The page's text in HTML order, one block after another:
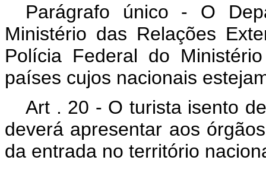
Parágrafo único - O
Ministério das Relações
Polícia Federal do
países cujos nacionais
Art . 20 - O turista isento
deverá apresentar aos
da entrada no território